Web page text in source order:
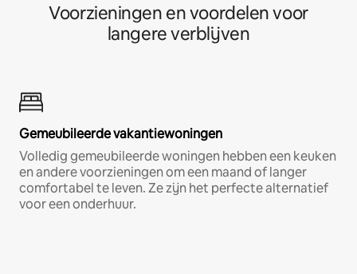
Voorzieningen en voordelen voor
langere verblijven
Gemeubileerde vakantiewoningen
Volledig gemeubileerde woningen hebben een keuken
en andere voorzieningen om een maand of langer
comfortabel te leven. Ze zijn het perfecte alternatief
voor een onderhuur.